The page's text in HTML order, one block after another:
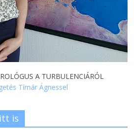
A TURBULENCIÁRÓL
Tímár Ágnessel
is